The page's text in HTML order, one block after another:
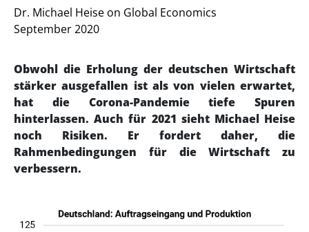
Dr. Michael Heise on Global Economics
September 2020
Obwohl die Erholung der deutschen Wirtschaft
stärker ausgefallen ist als von vielen erwartet,
hat die Corona-Pandemie tiefe Spuren
hinterlassen. Auch für 2021 sieht Michael Heise
noch Risiken. Er fordert daher, die
Rahmenbedingungen für die Wirtschaft zu
verbessern.